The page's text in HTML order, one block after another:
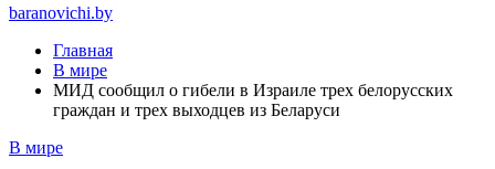
baranovichi.by
Главная
В мире
МИД сообщил о гибели в Израиле трех белорусских
граждан и трех выходцев из Беларуси
В мире